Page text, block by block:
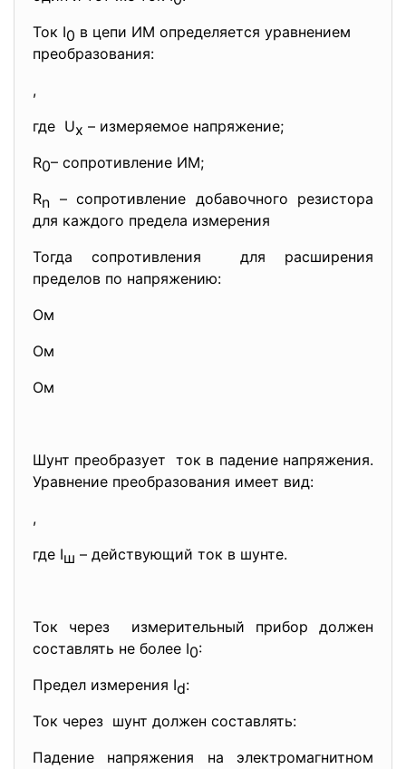
Ток I0 в цепи ИМ определяется уравнением
преобразования:
,
где Ux – измеряемое напряжение;
R0– cопротивление ИМ;
Rn – сопротивление добавочного резистора
для каждого предела измерения
Тогда сопротивления для расширения
пределов по напряжению:
Ом
Ом
Ом
Шунт преобразует ток в падение напряжения.
Уравнение преобразования имеет вид:
,
где Iш – действующий ток в шунте.
Ток через измерительный прибор должен
составлять не более I0:
Предел измерения Id:
Ток через шунт должен составлять:
Падение напряжения на электромагнитном